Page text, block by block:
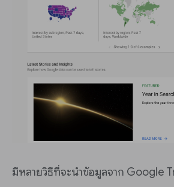
มีหลายวิธีที่จะนำข้อมูลจาก Google